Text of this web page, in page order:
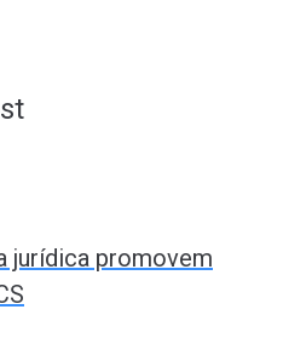
jurídica promovem